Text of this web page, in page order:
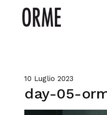
10 Luglio 2023
day-05-